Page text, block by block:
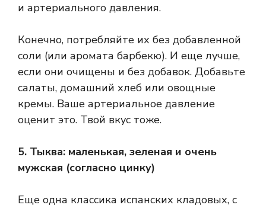
и артериального давления.
Конечно, потребляйте их без добавленной
соли (или аромата барбекю). И еще лучше,
если они очищены и без добавок. Добавьте
салаты, домашний хлеб или овощные
кремы. Ваше артериальное давление
оценит это. Твой вкус тоже.
5. Тыква: маленькая, зеленая и очень
мужская (согласно цинку)
Еще одна классика испанских кладовых, с